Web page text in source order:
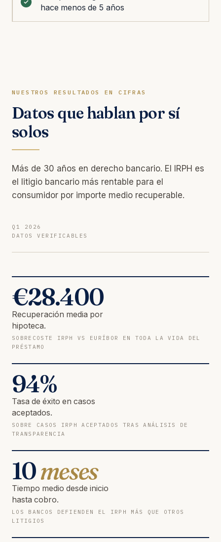
hace menos de 5 años
NUESTROS RESULTADOS EN CIFRAS
Datos que hablan por sí
solos
Más de 30 años en derecho bancario. El IRPH es
el litigio bancario más rentable para el
consumidor por importe medio recuperable.
Q1 2026
DATOS VERIFICABLES
€28.400
Recuperación media por
hipoteca.
SOBRECOSTE IRPH VS EURÍBOR EN TODA LA VIDA DEL
PRÉSTAMO
94%
Tasa de éxito en casos
aceptados.
SOBRE CASOS IRPH ACEPTADOS TRAS ANÁLISIS DE
TRANSPARENCIA
10meses
Tiempo medio desde inicio
hasta cobro.
LOS BANCOS DEFIENDEN EL IRPH MÁS QUE OTROS
LITIGIOS